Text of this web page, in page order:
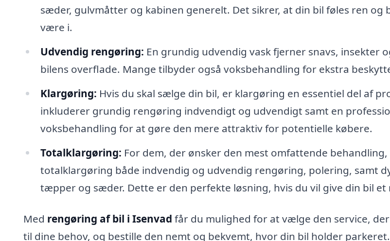
sæder, gulvmåtter og kabinen generelt. Det sikrer, at din bil føles ren og
være i.
Udvendig rengøring: En grundig udvendig vask fjerner snavs, insekter
bilens overflade. Mange tilbyder også voksbehandling for ekstra
Klargøring: Hvis du skal sælge din bil, er klargøring en essentiel del af
inkluderer grundig rengøring indvendigt og udvendigt samt en
voksbehandling for at gøre den mere attraktiv for potentielle købere.
Totalklargøring: For dem, der ønsker den mest omfattende
totalklargøring både indvendig og udvendig rengøring, polering, samt
tæpper og sæder. Dette er den perfekte løsning, hvis du vil give din bil et
Med rengøring af bil i Isenvad får du mulighed for at vælge den service,
til dine behov, og bestille den nemt og bekvemt, hvor din bil holder